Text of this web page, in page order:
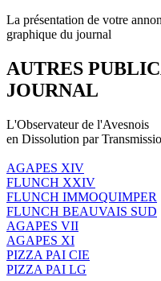
La présentation de votre
graphique du journal
AUTRES
JOURNAL
L'Observateur de l'Avesnois
en Dissolution par
AGAPES XIV
FLUNCH XXIV
FLUNCH IMMOQUIMPER
FLUNCH BEAUVAIS SUD
AGAPES VII
AGAPES XI
PIZZA PAI CIE
PIZZA PAI LG